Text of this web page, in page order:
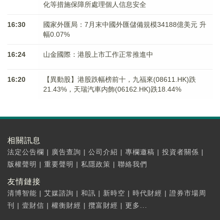
化等措施保障所處理個人信息安全
16:30
國家外匯局：7月末中國外匯儲備規模34188億美元 升
幅0.07%
16:24 山金國際：港股上市工作正常推進中
16:20
【異動股】港股跌幅榜前十，九福來(08611.HK)跌
21.43%，天瑞汽車内飾(06162.HK)跌18.44%
相關訊息
法定公告欄 | 廣告查詢 | 公司介紹 | 專欄邀稿 | 投資者關係 |
版權聲明 | 重要聲明 | 私隱政策 | 聯絡我們
友情鏈接
清博智能 | 艾媒諮詢 | 和訊 | 新時空 | 時代財經 | 證券市場周
刊
| 壹財信 | 權衡財經 | 攬富財經 | 更多...